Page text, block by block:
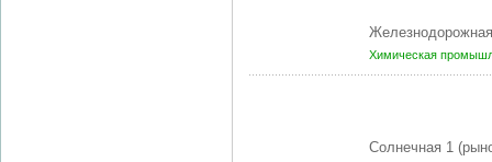
Химическая
Солнечная 1